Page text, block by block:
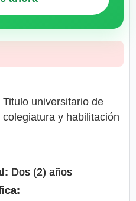
Titulo universitario de
y habilitación
Dos (2) años